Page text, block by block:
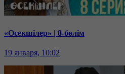
«Өсекшілер» | 8-бөлім
19 января, 10:02